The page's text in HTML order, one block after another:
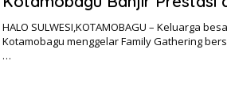
2024
HALO SULWESI,KOTAMOBAGU – Keluarga
Kotamobagu menggelar Family Gathering
…